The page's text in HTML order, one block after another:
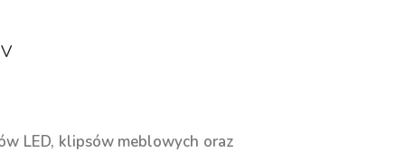
LED, klipsów meblowych oraz